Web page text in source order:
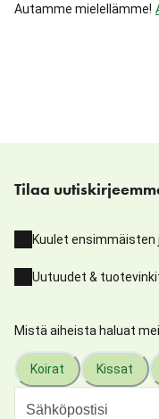
Autamme mielellämme!
Tilaa
Kuulet
Uutuudet &
Mistä aiheista haluat
Koirat Kissat